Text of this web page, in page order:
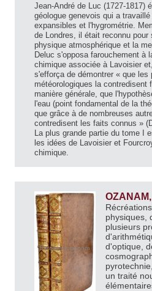
Jean-André de Luc (1727-1817)
géologue genevois qui a
expansibles et l'hygrométrie.
de Londres, il était reconnu
physique atmosphérique et la
Deluc s'opposa farouchement à
chimique associée à Lavoisier
s'efforça de démontrer « que les
météorologiques la contredisent
manière générale, que
l'eau (point fondamental de la
que grâce à de nombreuses
contredisent les faits connus »
La plus grande partie du tome I
les idées de Lavoisier et
chimique.
physiques,
plusieurs
d'optique,
un traité